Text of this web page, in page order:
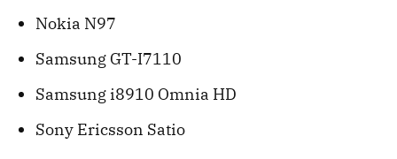
Nokia N97
Samsung GT-I7110
Samsung i8910 Omnia HD
Sony Ericsson Satio